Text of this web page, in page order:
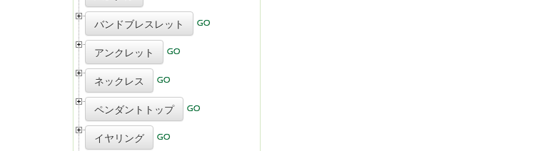
バンドブレスレット
アンクレット
ネックレス
ペンダントトップ
イヤリング